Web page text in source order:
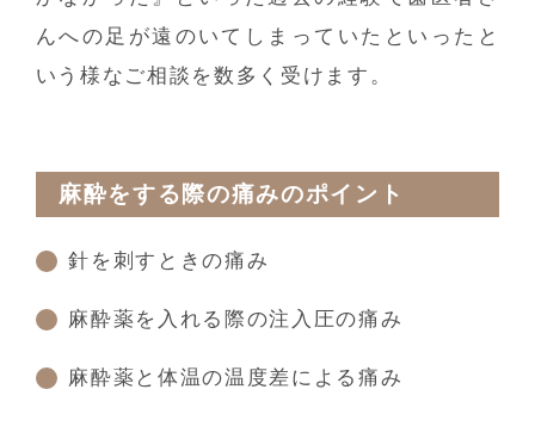
んへの足が遠のいてしまっていたといったと
いう様なご相談を数多く受けます。
麻酔をする際の痛みのポイント
針を刺すときの痛み
麻酔薬を入れる際の注入圧の痛み
麻酔薬と体温の温度差による痛み